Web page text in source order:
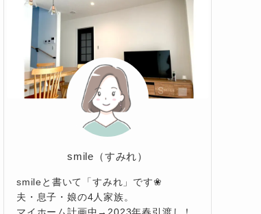
smile（すみれ）
smileと書いて「すみれ」です❀
夫・息子・娘の4人家族。